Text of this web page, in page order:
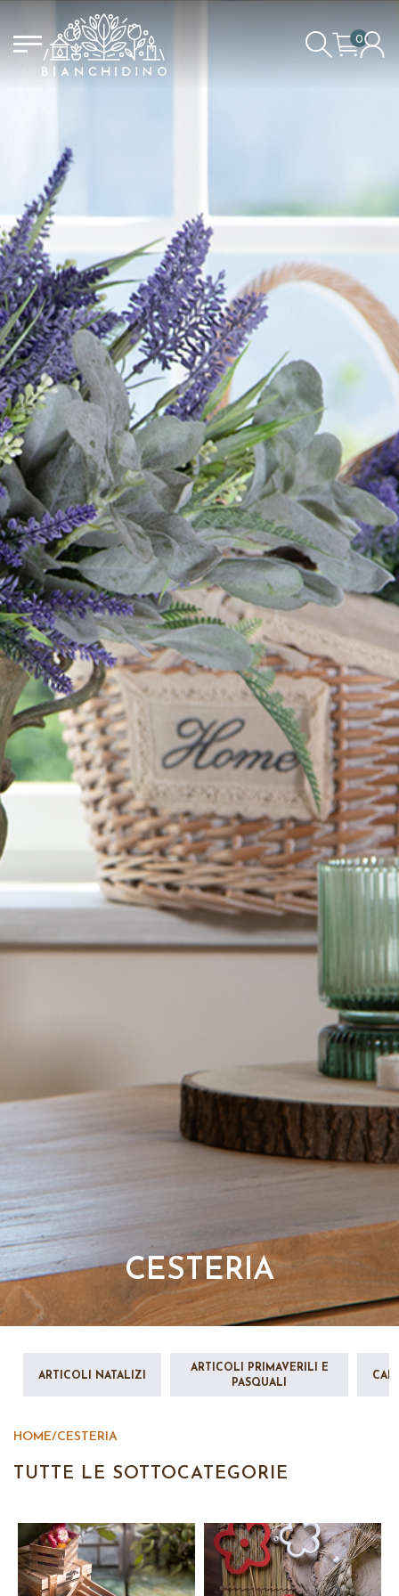
0
CESTERIA
ARTICOLI NATALIZI
ARTICOLI PRIMAVERILI E
PASQUALI
HOME/CESTERIA
TUTTE LE SOTTOCATEGORIE